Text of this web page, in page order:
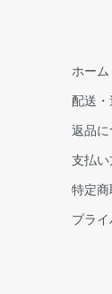
ホーム
配送
返品
支払
特定
プラ